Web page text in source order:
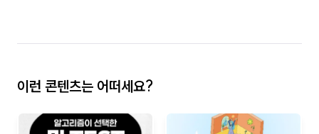
이런 콘텐츠는 어떠세요?